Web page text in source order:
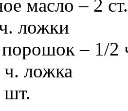
масло – 2
ложки
порошок – 1/2
ложка
шт.